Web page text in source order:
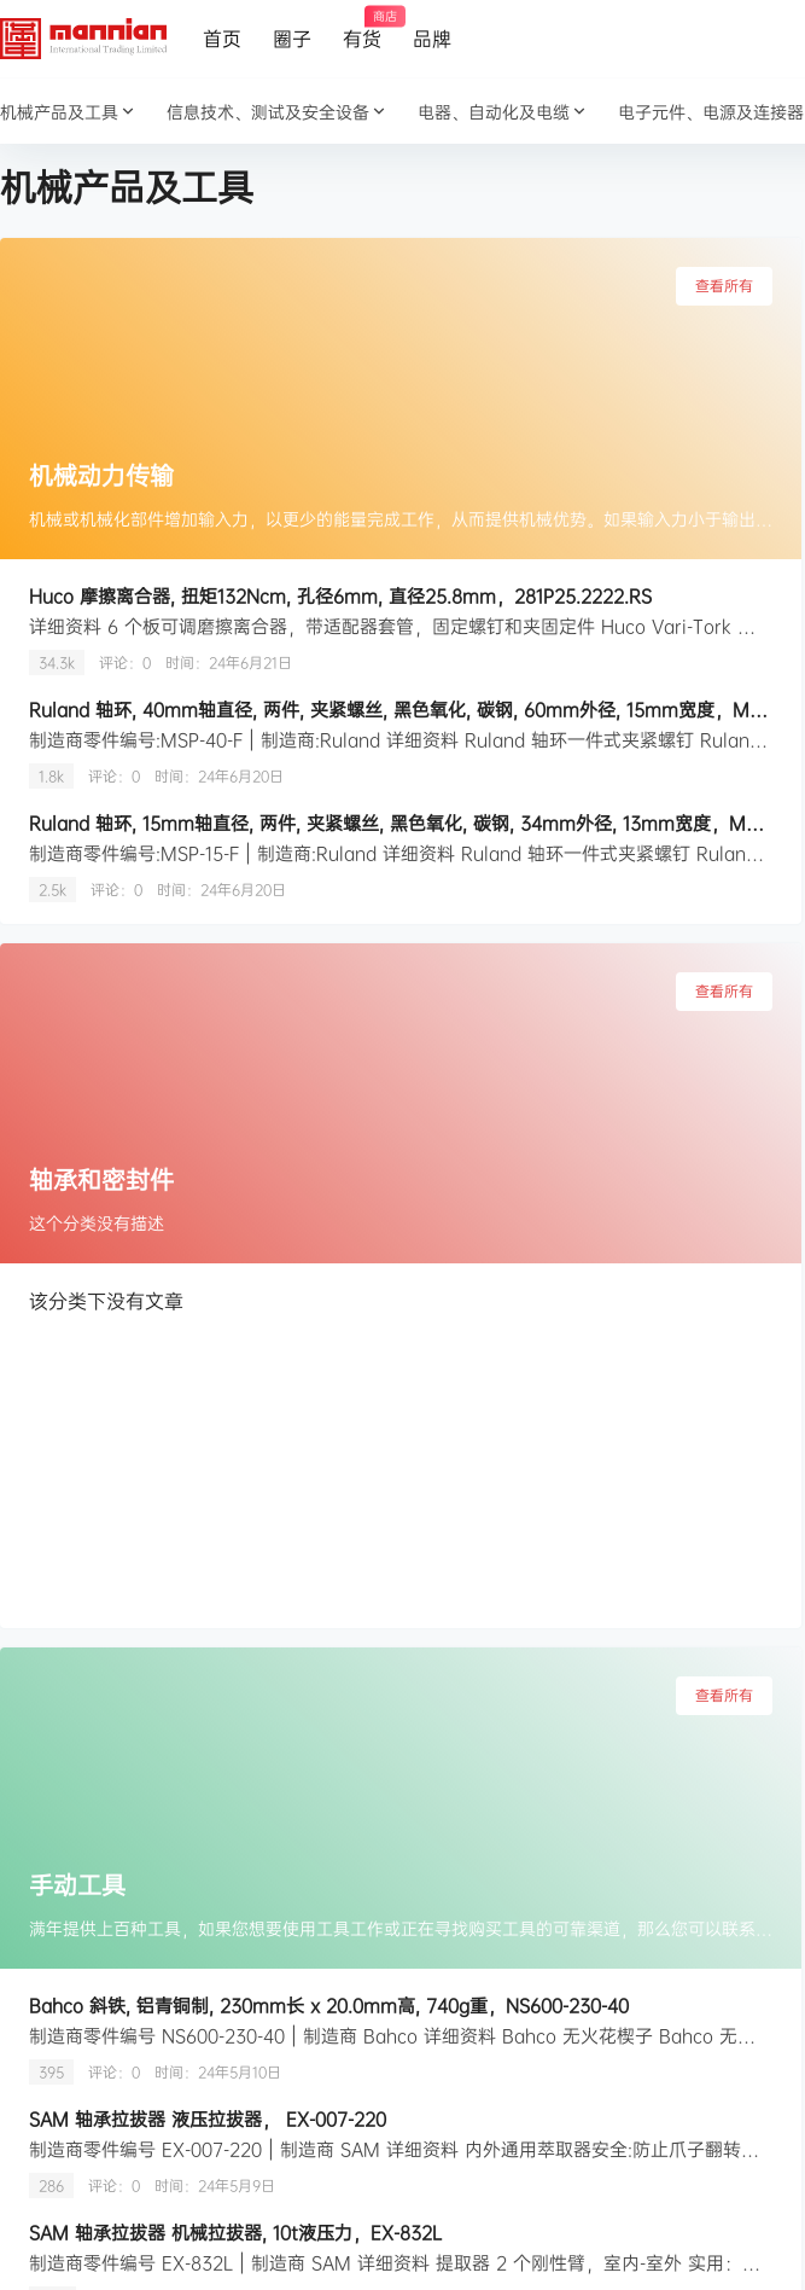
首页 圈子 有货
商店
品牌
机械产品及工具 信息技术、测试及安全设备 电器、自动化及电缆 电子元件、电源及连接器
机械产品及工具
机械动力传输
查看所有
Huco 摩擦离合器, 扭矩132Ncm, 孔径6mm, 直径25.8mm，281P25.2222.RS
详细资料 6 个板可调磨擦离合器，带适配器套管，固定螺钉和夹固定件 Huco Vari-Tork 的磨擦离合器设计带有可调拖动或滑动扭矩。 当负荷超过设置扭矩时，轴套和外壳之间会出现受控的滑动。结构简单，由调节器通过弹簧和压力板作用来为板和摩擦环施加压力。 负载可以连接到钢制内毂或铝合金外壳。 特点和优势 • 紧凑型比例• 4 接口式• 固定螺钉或夹连接• 可用作扭矩限制器、张拉或溢出设备 产品应…
34.3k 评论：0 时间： 24年6月21日
Ruland 轴环, 40mm轴直径, 两件, 夹紧螺丝, 黑色氧化, 碳钢, 60mm外径, 15mm宽度，MSP-40-F
制造商零件编号:MSP-40-F | 制造商:Ruland 详细资料 Ruland 轴环一件式夹紧螺钉 Ruland 双片轴环的尺寸为 40mm 孔径、 60mm 外径和 15mm 宽。它由含热处理黑色氧化物的 1215 碳钢棒制成，浸有石脑油和离心干结。设备制造商可从受严格控制的表面与垂直钻孔（ TIR of ≤ 0.05 mm ）中受益，这对对对齐至关重要。它印有 Ruland Name锁环的…
1.8k 评论：0 时间： 24年6月20日
Ruland 轴环, 15mm轴直径, 两件, 夹紧螺丝, 黑色氧化, 碳钢, 34mm外径, 13mm宽度，MSP-15-F
制造商零件编号:MSP-15-F | 制造商:Ruland 详细资料 Ruland 轴环一件式夹紧螺钉 Ruland 双片轴环的尺寸为 15mm 孔径、 34mm 外径和 13mm 宽。它由含热处理黑色氧化物的 1215 碳钢棒制成，浸有石脑油和离心干结。设备制造商可从受严格控制的表面与垂直钻孔（ TIR of ≤ 0.05 mm ）中受益，这对对对齐至关重要。它印有 Ruland Name锁环的…
2.5k 评论：0 时间： 24年6月20日
轴承和密封件
这个分类没有描述
查看所有
该分类下没有文章
手动工具
查看所有
Bahco 斜铁, 铝青铜制, 230mm长 x 20.0mm高, 740g重，NS600-230-40
制造商零件编号 NS600-230-40 | 制造商 Bahco 详细资料 Bahco 无火花楔子 Bahco 无火花楔子适用于提升、分离物体或将其固定到位。特别适用于工业应用。 特点和优势 楔子适用于提升、分离物体或将其固定到位材料：铝青铜无火花压模铸造 楔子 技术参数 属性数值无火花是材料铝青铜高度20.0mm重量740g长度230mm 资料下载 数据表-NS600-Serie.pdf下载pd…
395 评论：0 时间： 24年5月10日
SAM 轴承拉拔器 液压拉拔器， EX-007-220
制造商零件编号 EX-007-220 | 制造商 SAM 详细资料 内外通用萃取器安全:防止爪子翻转的安全钩。安全剪切销。即时不安全的爪锁。 精度:抓地力小，抓地力容易。 节省时间:Ext /Int转换，易于更换的握把 精确度:自紧，自定心。 安全:防止爪子翻转的安全支架。安全剪切销。即时安全锁爪。 易于使用:控制努力，容易更换手柄。外部/内部转换。快速开锁。 精度:手柄薄，便于滚动。 SAM 轴…
286 评论：0 时间： 24年5月9日
SAM 轴承拉拔器 机械拉拔器, 10t液压力，EX-832L
制造商零件编号 EX-832L | 制造商 SAM 详细资料 提取器 2 个刚性臂，室内-室外 实用：可逆爪。安全性：可锁定的爪子。 可靠而强大的提取器，由于适合多种需求的细爪，可以安全快速地提取轴承、皮带轮和车轮。由于法兰上的简单螺母，调整速度非常快。内部和外部抓地力得益于可逆的爪子。手臂肩膀放在茎上以获得更大的阻力。可锁定的爪子。 技术参数 属性数值容量10 T拉类型轴承拉拔器操作机械液压力1…